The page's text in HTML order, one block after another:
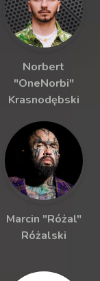
Norbert
"OneNorbi"
Krasnodębski
Marcin "Różal"
Różalski